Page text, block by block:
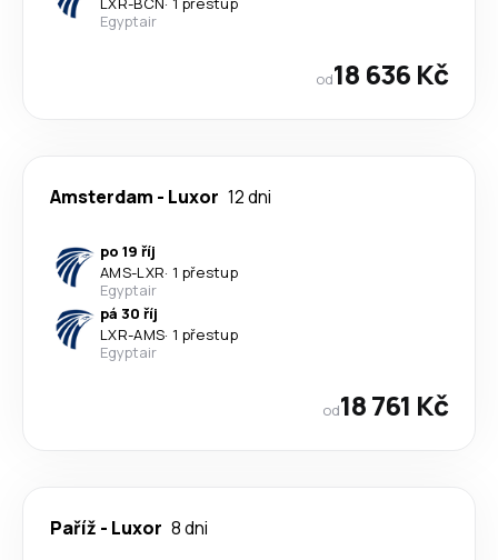
Egyptair
od18 636 Kč
Amsterdam - Luxor 12 dni
po 19 říj
AMS-LXR· 1 přestup
Egyptair
pá 30 říj
LXR-AMS· 1 přestup
Egyptair
od18 761 Kč
Paříž - Luxor 8 dni